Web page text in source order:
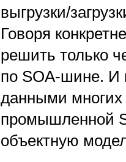
выгрузки/
Говоря
решить только
по SOA-шине. И
данными многих
промышленной
объектную